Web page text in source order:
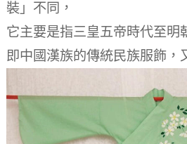
裝」不同，
它主要是指三皇五帝時代至明
即中國漢族的傳統民族服飾，